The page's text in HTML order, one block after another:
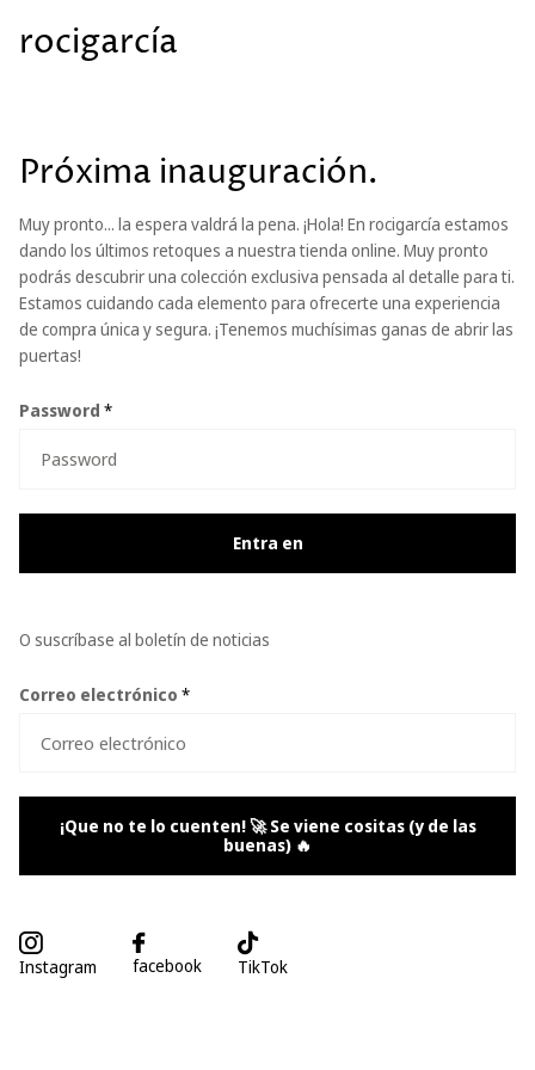
rocigarcía
Próxima inauguración.
Muy pronto... la espera valdrá la pena. ¡Hola! En rocigarcía estamos
dando los últimos retoques a nuestra tienda online. Muy pronto
podrás descubrir una colección exclusiva pensada al detalle para ti.
Estamos cuidando cada elemento para ofrecerte una experiencia
de compra única y segura. ¡Tenemos muchísimas ganas de abrir las
puertas!
Password *
Entra en
O suscríbase al boletín de noticias
Correo electrónico *
¡Que no te lo cuenten! 🚀 Se viene cositas (y de las
buenas) 🔥
Instagram facebook TikTok